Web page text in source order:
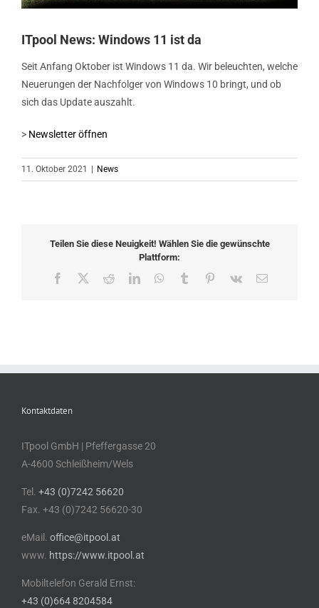
ITpool News: Windows 11 ist da
Seit Anfang Oktober ist Windows 11 da. Wir beleuchten, welche
Neuerungen der Nachfolger von Windows 10 bringt, und ob
sich das Update auszahlt.
> Newsletter öffnen
11. Oktober 2021 | News
Teilen Sie diese Neuigkeit! Wählen Sie die gewünschte
Plattform:
Facebook RedditLinkedInWhatsApp
Tumblr Pinterest
Vk
E-
Kontaktdaten
ITpool GmbH | Pfeffergasse 20
A-4600 Schleißheim/Wels
Tel. +43 (0)7242 56620
Fax. +43 (0)7242 56620-30
eMail. office@itpool.at
www. https://www.itpool.at
Mobiltelefon Gerald Ernst:
+43 (0)664 8204584